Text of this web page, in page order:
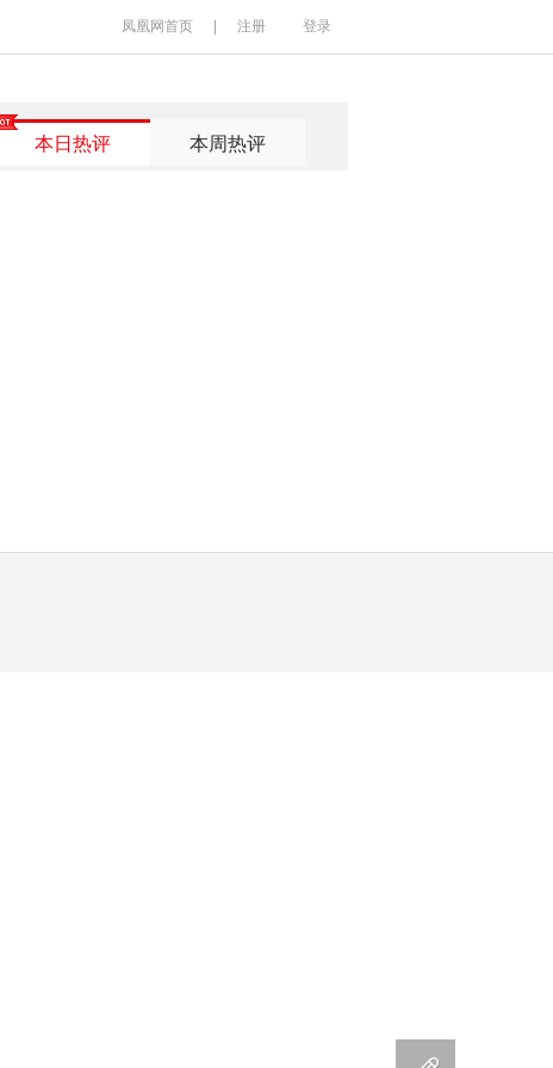
凤凰网首页 注册 登录
本日热评 本周热评